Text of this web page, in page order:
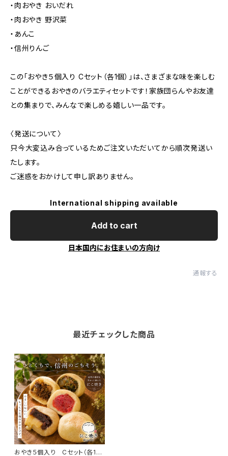
・肉おやき おいだれ
・肉おやき 野沢菜
・あんこ
・信州りんご
この「おやき５個入り Cセット（各1個）」は、さまざまな味を楽しむ
ことができるおやきのバラエティセットです！家族団らんやお友達
との集まりで、みんなで楽しめる嬉しい一品です。
〈発送について〉
只今大変込み合っているためご注文いただいてから順次発送い
たします。
ご迷惑をおかけして申し訳ありません。
International shipping available
Add to cart
日本国内にお住まいの方向け
通報する
最近チェックした商品
おやき５個入り Cセット（各1